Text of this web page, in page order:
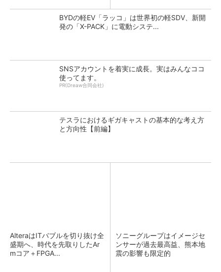
BYDの軽EV「ラッコ」は世界初の軽SDV、新開
発の「X-PACK」に電動システ...
SNSアカウントを着実に成長。実はみんなココ
使ってます。
PR(Dreaw合同会社)
テスラにおけるギガキャストの基本的な考え方
と方向性【前編】
AlteraはITバブルを切り抜け全
盛期へ、時代を先取りしたAr
mコア＋FPGA...
ソニーグループはイメージセ
ンサーが過去最高益、熊本地
震の影響も限定的